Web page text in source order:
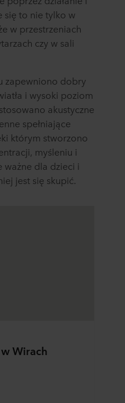
się to nie tylko w
w przestrzeniach
czy w sali
zapewniono dobry
i wysoki poziom
akustyczne
spełniające
którym stworzono
myśleniu i
ważne dla dzieci i
jest się skupić.
Wirach